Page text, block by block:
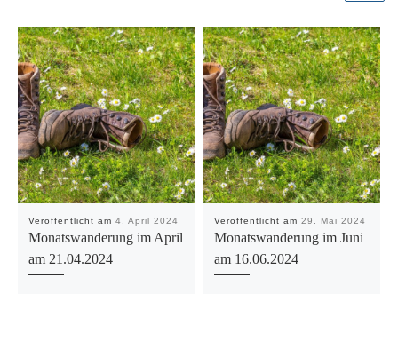
Veröffentlicht am 4. April 2024
Monatswanderung im April
am 21.04.2024
Veröffentlicht am 29. Mai 2024
Monatswanderung im Juni
am 16.06.2024